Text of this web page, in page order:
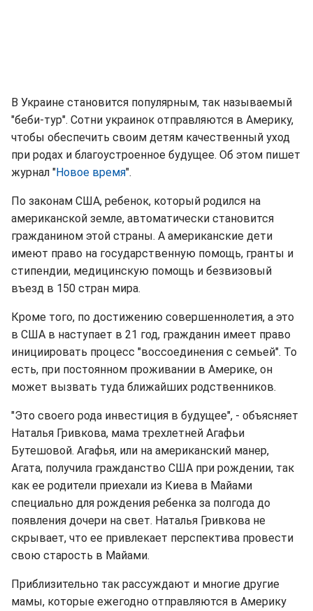
В Украине становится популярным, так называемый
"беби-тур". Сотни украинок отправляются в Америку,
чтобы обеспечить своим детям качественный уход
при родах и благоустроенное будущее. Об этом пишет
журнал "Новое время".
По законам США, ребенок, который родился на
американской земле, автоматически становится
гражданином этой страны. А американские дети
имеют право на государственную помощь, гранты и
стипендии, медицинскую помощь и безвизовый
въезд в 150 стран мира.
Кроме того, по достижению совершеннолетия, а это
в США в наступает в 21 год, гражданин имеет право
инициировать процесс "воссоединения с семьей". То
есть, при постоянном проживании в Америке, он
может вызвать туда ближайших родственников.
"Это своего рода инвестиция в будущее", - объясняет
Наталья Гривкова, мама трехлетней Агафьи
Бутешовой. Агафья, или на американский манер,
Агата, получила гражданство США при рождении, так
как ее родители приехали из Киева в Майами
специально для рождения ребенка за полгода до
появления дочери на свет. Наталья Гривкова не
скрывает, что ее привлекает перспектива провести
свою старость в Майами.
Приблизительно так рассуждают и многие другие
мамы, которые ежегодно отправляются в Америку